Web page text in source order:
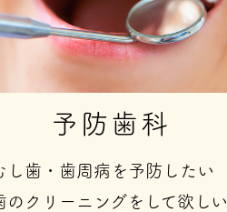
予防歯科
し歯・歯周病を予防したい
のクリーニングをして欲しい